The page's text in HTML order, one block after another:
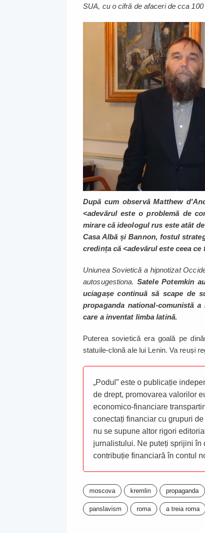
SUA, cu o cifră de afaceri de cca
După cum observă Matthew
<adevărul este o problemă de
mirare că ideologul rus este atât
Casa Albă și Bannon, fostul
credința că <adevărul este ceea ce
Uniunea Sovietică a hipnotizat
autosugestiona.Satele Potemkin
uciagașe continuă să scape de
propaganda national-comunistă
care a inventat limba latină.
Puterea sovietică era goală pe
statuile-clonă ale lui Lenin. Va reuși
„Podul” este o publicație
de drept, promovarea valorilor
economico-financiare
conectați financiar cu grupuri
nu se supune altor rigori
jurnalistului. Ne puteți sprijini în
contribuție financiară în contul
moscova kremlin propaganda
panslavism roma a treia roma